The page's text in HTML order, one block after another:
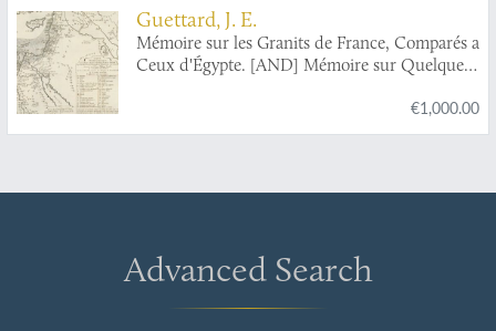
Guettard, J. E.
Mémoire sur les Granits de France, Comparés a
Ceux d'Égypte. [AND] Mémoire sur Quelques
l'Academie Royale des sciences, Année
MDCCLI [1751], avec les mémoires de
€1,000.00
Advanced Search